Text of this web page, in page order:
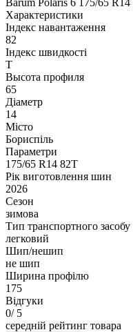
Характеристики
Індекс навантаження
82
Індекс швидкості
T
Высота профиля
65
Діаметр
14
Місто
Бориспіль
Параметри
175/65 R14 82T
Рік виготовлення шин
2026
Сезон
зимова
Тип транспортного
легковий
Шип/нешип
не шип
Ширина профілю
175
Відгуки
0/ 5
середній рейтинг товара